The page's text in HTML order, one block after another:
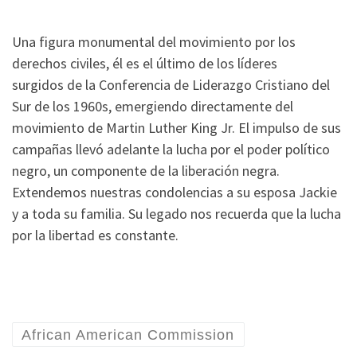
Una figura monumental del movimiento por los
derechos civiles, él es el último de los líderes
surgidos de la Conferencia de Liderazgo Cristiano del
Sur de los 1960s, emergiendo directamente del
movimiento de Martin Luther King Jr. El impulso de sus
campañas llevó adelante la lucha por el poder político
negro, un componente de la liberación negra.
Extendemos nuestras condolencias a su esposa Jackie
y a toda su familia. Su legado nos recuerda que la lucha
por la libertad es constante.
African American Commission